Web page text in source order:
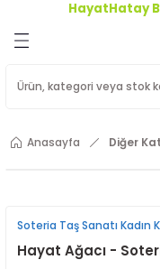
HayatHatay
Anasayfa Diğer
Soteria Taş Sanatı Kadın
Hayat Ağacı -